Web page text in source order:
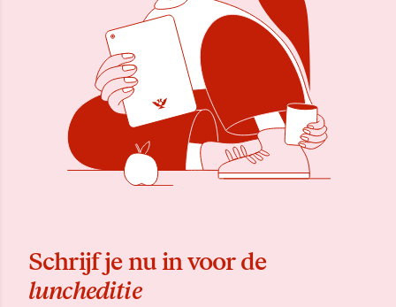
Schrijf je nu in voor de
luncheditie